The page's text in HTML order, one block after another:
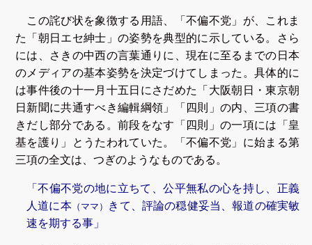
この詫び状を象徴する用語、「不偏不党」が、これま
た「朝日エセ紳士」の姿勢を典型的に示している。さら
には、さきの中西の言葉通りに、現在に至るまでの日本
のメディアの基本姿勢を決定づけてしまった。具体的に
は事件後の十一月十五日にさだめた「大阪朝日・東京朝
日新聞に共通すべき編輯綱領」「四則」の内、三項の書
きだし部分である。前段をなす「四則」の一項には「皇
基を護り」とうたわれていた。「不偏不党」に始まる第
三項の全文は、つぎのようなものである。
「不偏不党の地に立ちて、公平無私の心を持し、正義
人道に本（ママ）
きて、評論の穏健妥当、報道の確実敏
速を期する事」